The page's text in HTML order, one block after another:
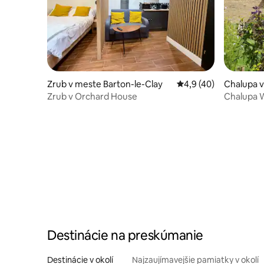
Zrub v meste Barton-le-Clay Priemerné
4,9 (40)
Zrub v Orchard House
Chalupa
Chalupa
Destinácie na preskúmanie
Destinácie v okolí Najzaujímavejšie pamiatky v okolí